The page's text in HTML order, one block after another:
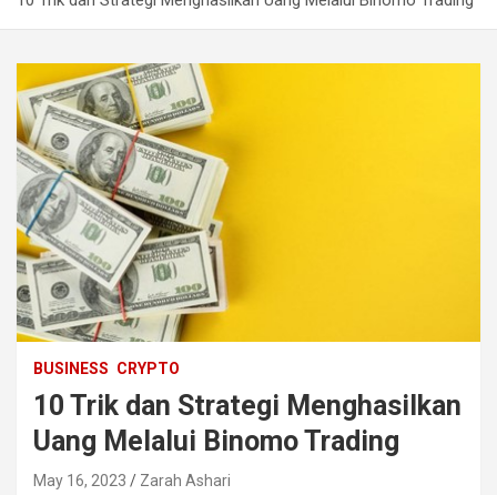
BUSINESS CRYPTO
10 Trik dan Strategi Menghasilkan
Uang Melalui Binomo Trading
May 16, 2023 Zarah Ashari